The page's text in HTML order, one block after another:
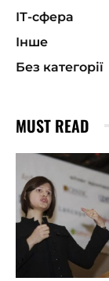
ІТ-сфера
Інше
Без категорії
MUST READ